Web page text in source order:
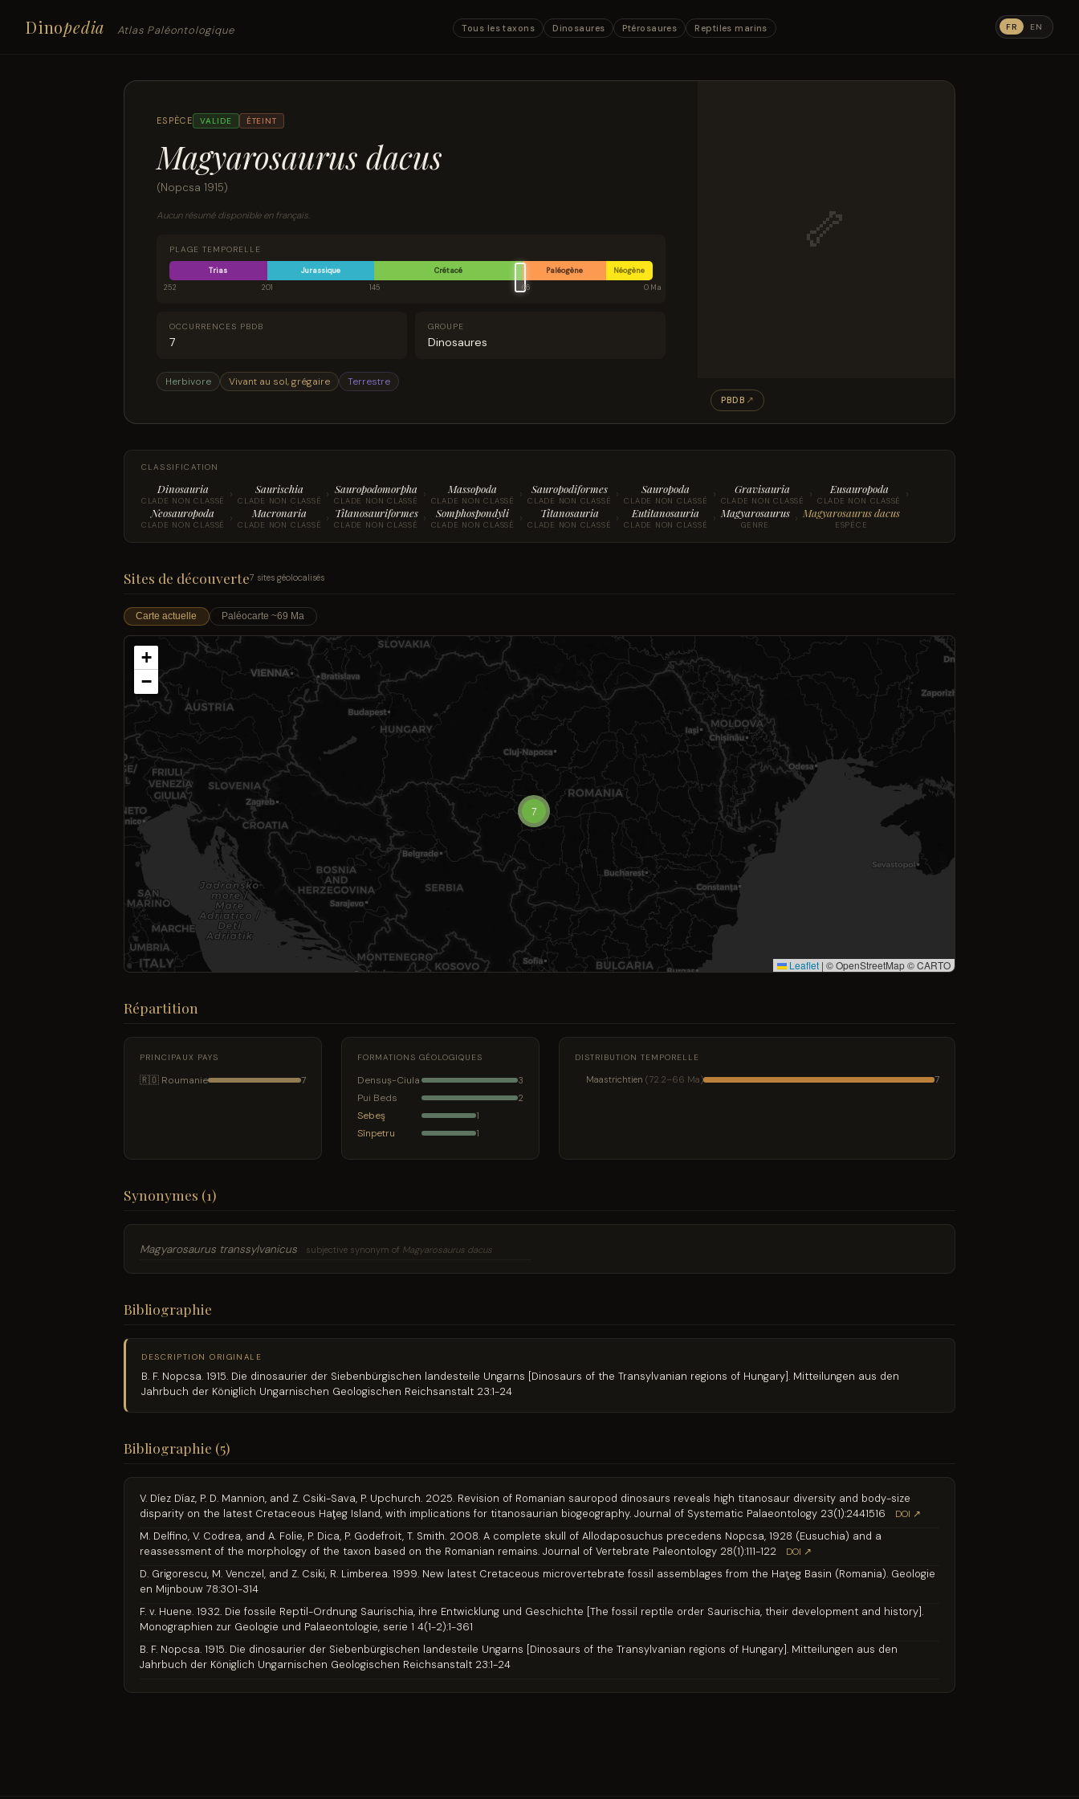
Dinopedia Atlas Paléontologique Tous les taxons Dinosaures Ptérosaures Reptiles marins FR EN
ESPÈCE VALIDE ÉTEINT
Magyarosaurus dacus
(Nopcsa 1915)
Aucun résumé disponible en français.
PLAGE TEMPORELLE
Trias Jurassique Crétacé Paléogène
Néogène
252
201 145 66 0 Ma
OCCURRENCES PBDB
7
GROUPE
Dinosaures
Herbivore Vivant au sol, grégaire Terrestre
🦴
PBDB ↗
CLASSIFICATION
Dinosauria
CLADE NON CLASSÉ › Saurischia
CLADE NON CLASSÉ › Sauropodomorpha
CLADE NON CLASSÉ › Massopoda
CLADE NON CLASSÉ › Sauropodiformes
CLADE NON CLASSÉ › Sauropoda
CLADE NON CLASSÉ › Gravisauria
CLADE NON CLASSÉ › Eusauropoda
CLADE NON CLASSÉ ›
Neosauropoda
CLADE NON CLASSÉ › Macronaria
CLADE NON CLASSÉ › Titanosauriformes
CLADE NON CLASSÉ › Somphospondyli
CLADE NON CLASSÉ › Titanosauria
CLADE NON CLASSÉ › Eutitanosauria
CLADE NON CLASSÉ › Magyarosaurus
GENRE › Magyarosaurus dacus
ESPÈCE
Sites de découverte7 sites géolocalisés
Carte actuelle Paléocarte ~69 Ma
7
+
−
Leaflet | © OpenStreetMap © CARTO
Répartition
PRINCIPAUX PAYS
🇷🇴 Roumanie 7
FORMATIONS GÉOLOGIQUES
Densuș-Ciula 3
Pui Beds 2
Sebeş 1
Sînpetru 1
DISTRIBUTION TEMPORELLE
Maastrichtien (72.2–66 Ma) 7
Synonymes (1)
Magyarosaurus transsylvanicus subjective synonym of Magyarosaurus dacus
Bibliographie
DESCRIPTION ORIGINALE
B. F. Nopcsa. 1915. Die dinosaurier der Siebenbürgischen landesteile Ungarns [Dinosaurs of the Transylvanian regions of Hungary]. Mitteilungen aus den
Jahrbuch der Königlich Ungarnischen Geologischen Reichsanstalt 23:1-24
Bibliographie (5)
V. Díez Díaz, P. D. Mannion, and Z. Csiki-Sava, P. Upchurch. 2025. Revision of Romanian sauropod dinosaurs reveals high titanosaur diversity and body-size
disparity on the latest Cretaceous Haţeg Island, with implications for titanosaurian biogeography. Journal of Systematic Palaeontology 23(1):2441516
DOI ↗
M. Delfino, V. Codrea, and A. Folie, P. Dica, P. Godefroit, T. Smith. 2008. A complete skull of Allodaposuchus precedens Nopcsa, 1928 (Eusuchia) and a
reassessment of the morphology of the taxon based on the Romanian remains. Journal of Vertebrate Paleontology 28(1):111-122
DOI ↗
D. Grigorescu, M. Venczel, and Z. Csiki, R. Limberea. 1999. New latest Cretaceous microvertebrate fossil assemblages from the Haţeg Basin (Romania). Geologie
en Mijnbouw 78:301-314
F. v. Huene. 1932. Die fossile Reptil-Ordnung Saurischia, ihre Entwicklung und Geschichte [The fossil reptile order Saurischia, their development and history].
Monographien zur Geologie und Palaeontologie, serie 1 4(1-2):1-361
B. F. Nopcsa. 1915. Die dinosaurier der Siebenbürgischen landesteile Ungarns [Dinosaurs of the Transylvanian regions of Hungary]. Mitteilungen aus den
Jahrbuch der Königlich Ungarnischen Geologischen Reichsanstalt 23:1-24